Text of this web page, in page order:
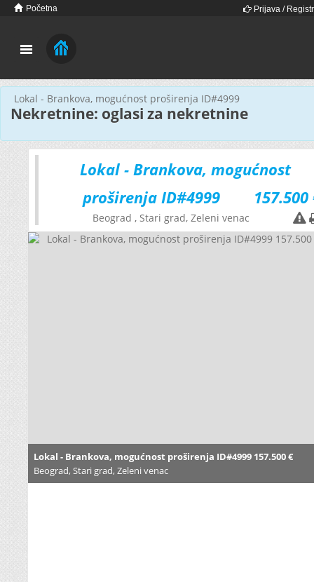
Početna Prijava /
Nekretnine: oglasi za nekretnine
Lokal - Brankova, mogućnost proširenja ID#4999
Lokal - Brankova, mogućnost
proširenja ID#4999
157.500
Beograd , Stari grad, Zeleni venac
Lokal - Brankova, mogućnost proširenja ID#4999 157.500 €
Beograd, Stari grad, Zeleni venac